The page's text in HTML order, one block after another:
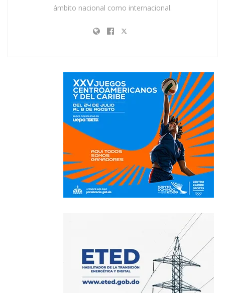
ámbito nacional como internacional.